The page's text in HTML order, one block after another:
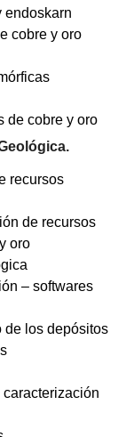
endoskarn
cobre y oro
de cobre y oro
recursos
de recursos
oro
– softwares
de los depósitos